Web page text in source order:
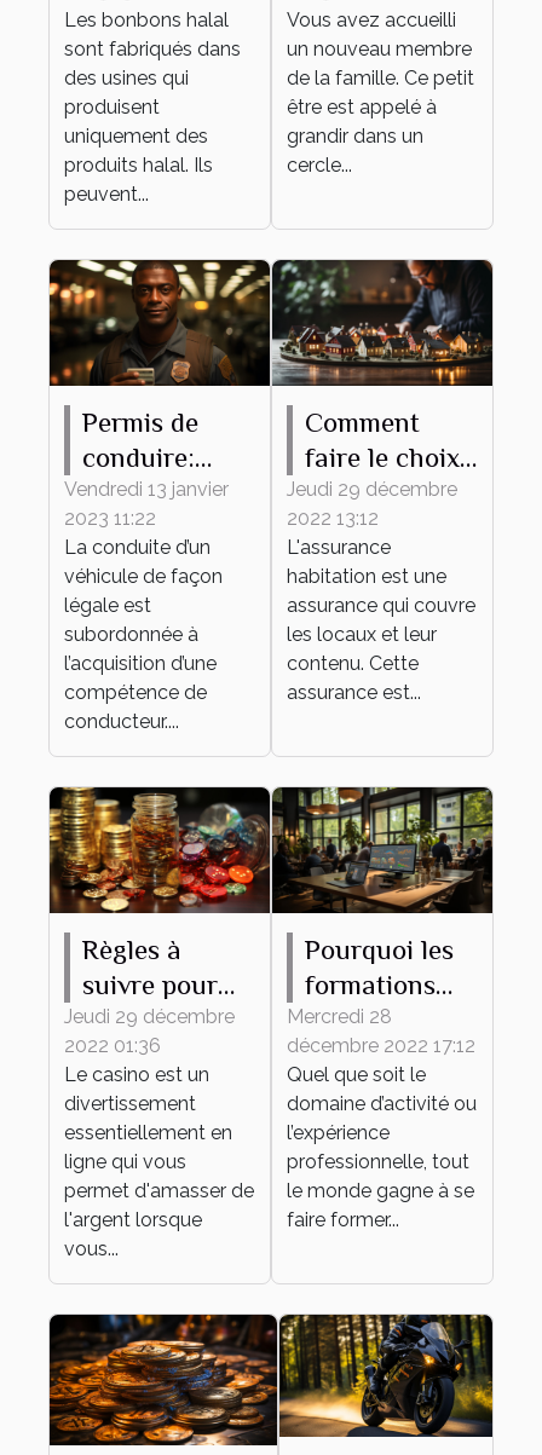
Les bonbons halal
sont fabriqués dans
des usines qui
produisent
uniquement des
produits halal. Ils
peuvent...
Vous avez accueilli
un nouveau membre
de la famille. Ce petit
être est appelé à
grandir dans un
cercle...
Permis de
conduire:
pourquoi
l'obtenir ?
Vendredi 13 janvier
2023 11:22
La conduite d’un
véhicule de façon
légale est
subordonnée à
l’acquisition d’une
compétence de
conducteur....
Comment
faire le choix
d'une bonne
assurance
habitation ?
Jeudi 29 décembre
2022 13:12
L'assurance
habitation est une
assurance qui couvre
les locaux et leur
contenu. Cette
assurance est...
Règles à
suivre pour
gagner de
l'argent au
casino en
ligne
Jeudi 29 décembre
2022 01:36
Le casino est un
divertissement
essentiellement en
ligne qui vous
permet d'amasser de
l'argent lorsque
vous...
Pourquoi les
formations
continues
sont-elles
importantes
pour une
entreprise ?
Mercredi 28
décembre 2022 17:12
Quel que soit le
domaine d’activité ou
l’expérience
professionnelle, tout
le monde gagne à se
faire former...